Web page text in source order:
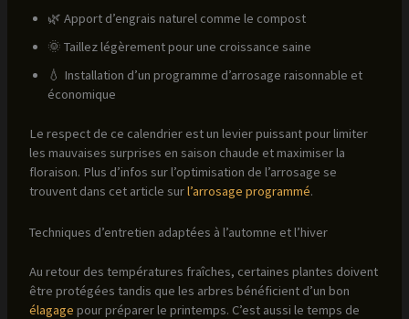
🌿 Apport d’engrais naturel comme le compost
🌞 Taillez légèrement pour une croissance saine
💧 Installation d’un programme d’arrosage raisonnable et
économique
Le respect de ce calendrier est un levier puissant pour limiter
les mauvaises surprises en saison chaude et maximiser la
floraison. Plus d’infos sur l’optimisation de l’arrosage se
trouvent dans cet article surl’arrosage programmé.
Techniques d’entretien adaptées à l’automne et l’hiver
Au retour des températures fraîches, certaines plantes doivent
être protégées tandis que les arbres bénéficient d’un bon
élagage pour préparer le printemps. C’est aussi le temps de